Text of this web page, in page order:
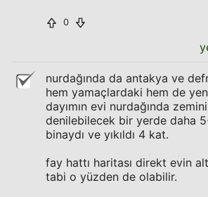
0
nurdağında da antakya ve
hem yamaçlardaki hem de yeni
dayımın evi nurdağında
denilebilecek bir yerde daha
binaydı ve yıkıldı 4 kat.
fay hattı haritası direkt evin
tabi o yüzden de olabilir.